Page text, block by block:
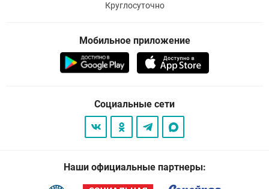
Круглосуточно
Мобильное приложение
Социальные сети
Наши официальные партнеры: